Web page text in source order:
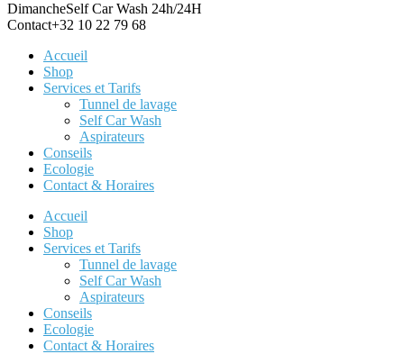
DimancheSelf Car Wash 24h/24H
Contact+32 10 22 79 68
Accueil
Shop
Services et Tarifs
Tunnel de lavage
Self Car Wash
Aspirateurs
Conseils
Ecologie
Contact & Horaires
Accueil
Shop
Services et Tarifs
Tunnel de lavage
Self Car Wash
Aspirateurs
Conseils
Ecologie
Contact & Horaires